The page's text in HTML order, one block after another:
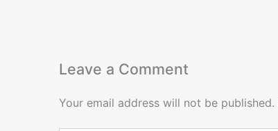
Leave a Comment
Your email address will not be published.